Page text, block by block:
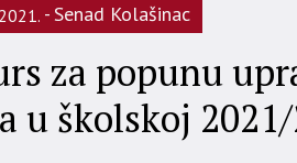
Senad Kolašinac
za popunu
u školskoj